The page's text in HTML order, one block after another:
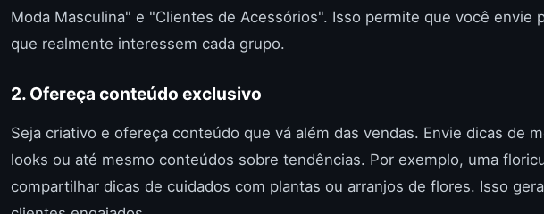
Moda Masculina" e "Clientes de Acessórios". Isso permite que você envie
que realmente interessem cada grupo.
2. Ofereça conteúdo exclusivo
Seja criativo e ofereça conteúdo que vá além das vendas. Envie dicas de
looks ou até mesmo conteúdos sobre tendências. Por exemplo, uma
compartilhar dicas de cuidados com plantas ou arranjos de flores. Isso